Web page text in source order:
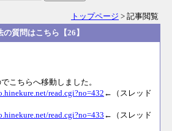
トップページ > 記事閲覧
質問はこちら【26】
こちらへ移動しました。
read.cgi?no=432 ←（スレッド
read.cgi?no=433 ←（スレッド